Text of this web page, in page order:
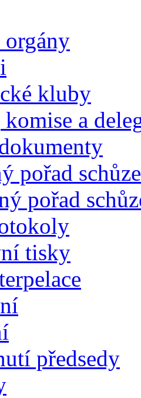
orgány
kluby
a
pořad schůze
pořad
tisky
předsedy